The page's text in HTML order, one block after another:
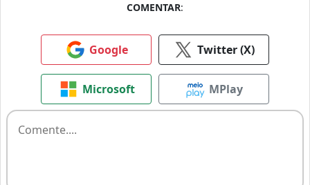
COMENTAR:
Google Twitter (X)
Microsoft MPlay